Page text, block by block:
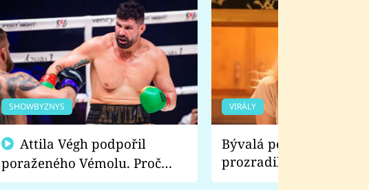
SHOWBYZNYS
poraženého Vémolu. Proč
chce raději zápasit s ním než
VIRÁLY
Bývalá pornoherečka
prozradila, co ji
natáčení Euforie.